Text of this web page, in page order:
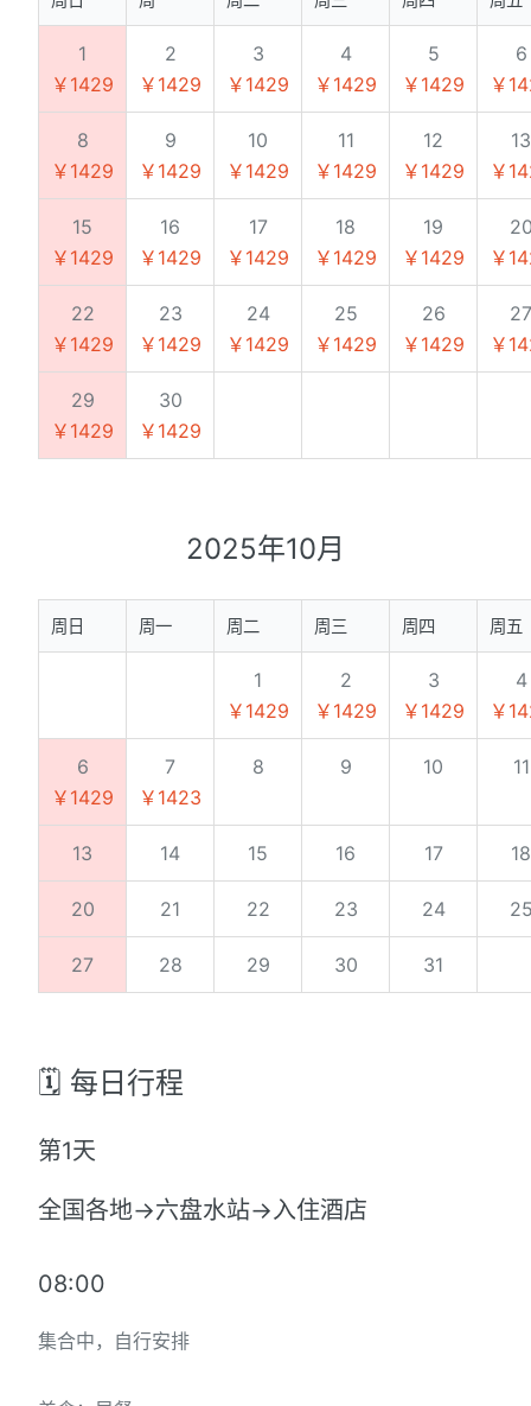
1
￥1429
2
￥1429
3
￥1429
4
￥1429
5
￥1429
6
￥
8
￥1429
9
￥1429
10
￥1429
11
￥1429
12
￥1429
13
￥
15
￥1429
16
￥1429
17
￥1429
18
￥1429
19
￥1429
￥
22
￥1429
23
￥1429
24
￥1429
25
￥1429
26
￥1429
27
￥
29
￥1429
30
￥1429
2025年10月
周日 周一 周二 周三 周四 周五
1
￥1429
2
￥1429
3
￥1429
4
￥
6
￥1429
7
￥1423
8 9 10 11
13 14 15 16 17 18
20 21 22 23 24
27 28 29 30 31
🗓️ 每日行程
第1天
全国各地→六盘水站→入住酒店
08:00
集合中，自行安排